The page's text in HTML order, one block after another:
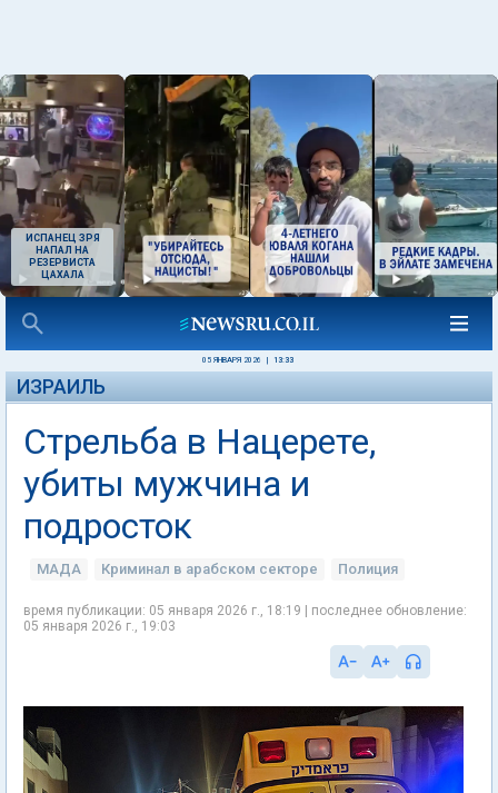
ИСПАНЕЦ ЗРЯ
НАПАЛ НА
РЕЗЕРВИСТА
ЦАХАЛА
05 ЯНВАРЯ 2026 13:33
ИЗРАИЛЬ
Стрельба в Нацерете,
убиты мужчина и
подросток
МАДА Криминал в арабском секторе Полиция
время публикации: 05 января 2026 г., 18:19 | последнее обновление:
05 января 2026 г., 19:03